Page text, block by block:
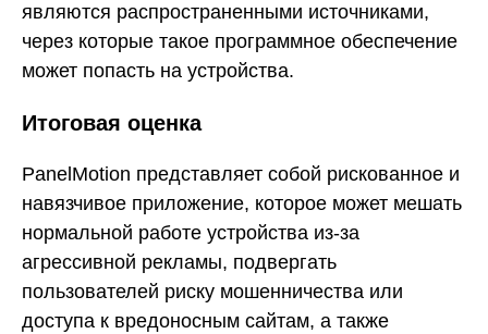
являются распространенными источниками,
через которые такое программное обеспечение
может попасть на устройства.
Итоговая оценка
PanelMotion представляет собой рискованное и
навязчивое приложение, которое может мешать
нормальной работе устройства из-за
агрессивной рекламы, подвергать
пользователей риску мошенничества или
доступа к вредоносным сайтам, а также